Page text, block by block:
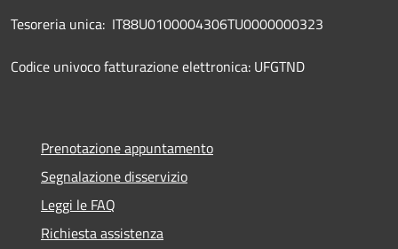
Tesoreria unica: IT88U0100004306TU0000000323
Codice univoco fatturazione elettronica: UFGTND
Prenotazione appuntamento
Segnalazione disservizio
Leggi le FAQ
Richiesta assistenza